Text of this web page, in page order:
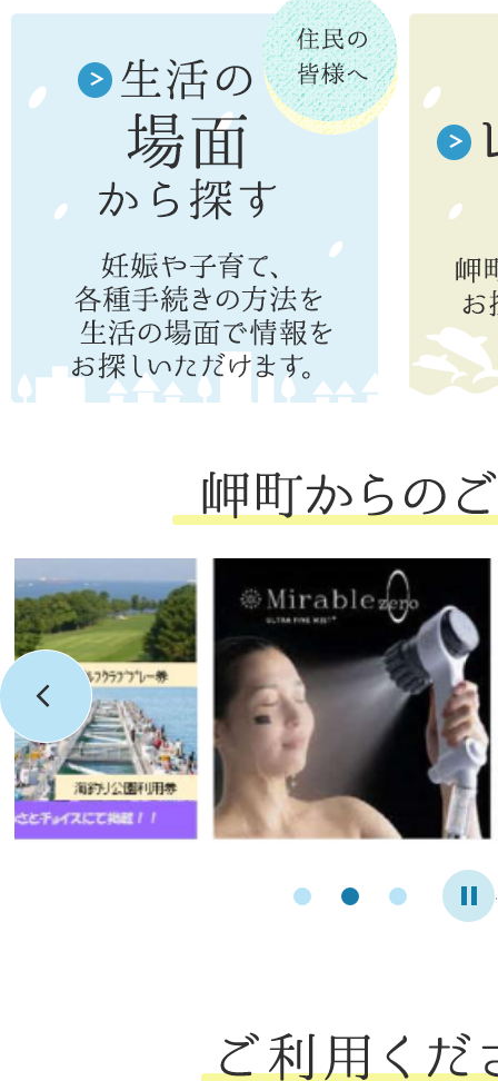
開催について
2026年08月01日
広報岬だより令和8年（2026年）
2026年08月01日
令和8年度岬町ファミリー・サ
協力会員養成講座の参加者を募
2026年08月01日
2026年08月01日
広報声の岬だより令和8年（
2026年07月31日
令和8年熊本地震災害義援金を受
箱設置）
1 2 3
Prev